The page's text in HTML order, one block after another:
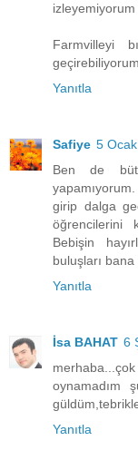
Farmvilleyi
Yanıtla
Safiye 5
Ben de
girip dalga
öğrencilerini
Bebişin
buluşları
Yanıtla
İsa BAHAT 6
oynamadım
Yanıtla